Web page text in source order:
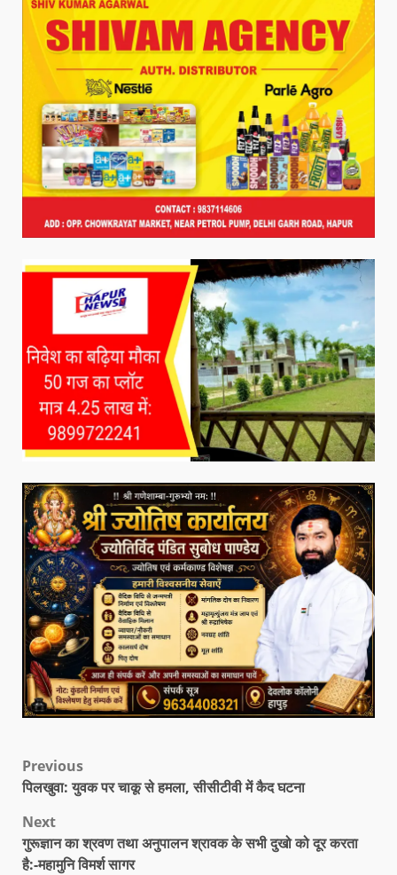
Previous
पिलखुवा: युवक पर चाकू से हमला, सीसीटीवी में कैद घटना
Next
गुरूज्ञान का श्रवण तथा अनुपालन श्रावक के सभी दुखो को दूर करता
है:-महामुनि विमर्श सागर